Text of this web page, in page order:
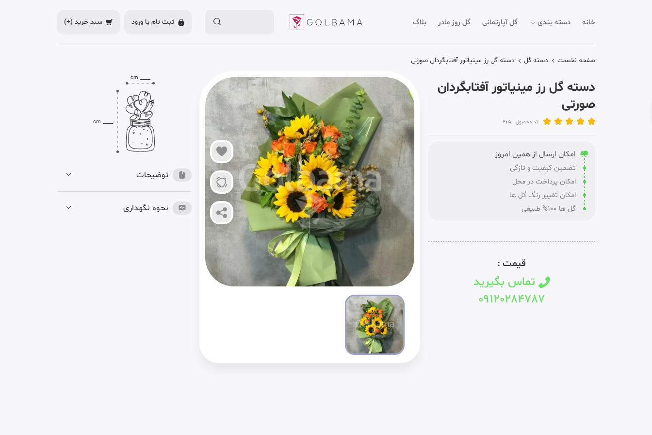
خانه دسته بندی گل آپارتمانی گل روز مادر بلاگ ثبت نام یا ورود سبد خرید (+)
صفحه نخست دسته گل دسته گل رز مینیاتور آفتابگردان صورتی
دسته گل رز مینیاتور آفتابگردان
صورتی
کد محصول : 405
امکان ارسال از همین امروز
تضمین کیفیت و تازگی
امکان پرداخت در محل
امکان تغییر رنگ گل ها
گل ها 100% طبیعی
قیمت :
تماس بگیرید
09120284787
___
cm
___
cm
توضیحات
نحوه نگهداری